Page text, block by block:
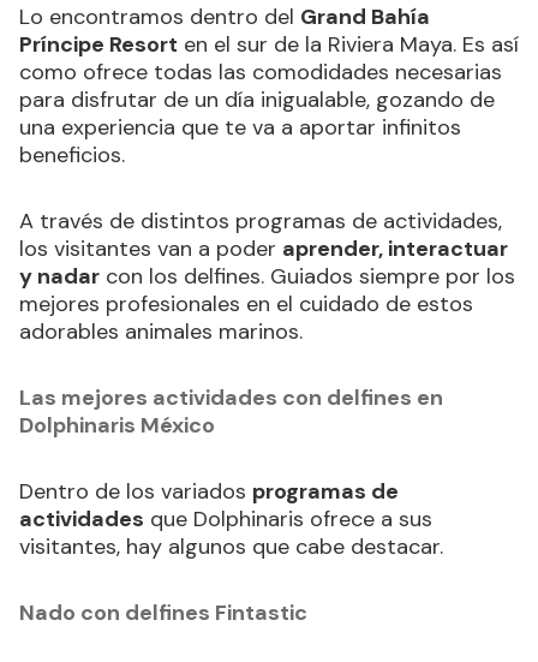
Lo encontramos dentro del Grand Bahía
Príncipe Resort en el sur de la Riviera Maya. Es así
como ofrece todas las comodidades necesarias
para disfrutar de un día inigualable, gozando de
una experiencia que te va a aportar infinitos
beneficios.
A través de distintos programas de actividades,
los visitantes van a poder aprender, interactuar
y nadar con los delfines. Guiados siempre por los
mejores profesionales en el cuidado de estos
adorables animales marinos.
Las mejores actividades con delfines en
Dolphinaris México
Dentro de los variados programas de
actividades que Dolphinaris ofrece a sus
visitantes, hay algunos que cabe destacar.
Nado con delfines Fintastic